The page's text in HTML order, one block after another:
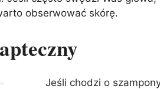
obserwować skórę.
Jeśli chodzi o